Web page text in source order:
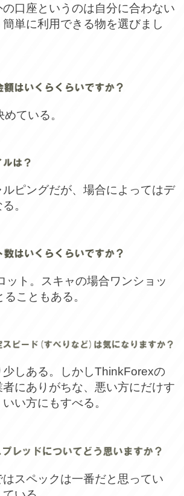
の口座というのは自分に合わない
単に利用できる物を選びまし
ている。
ピングだが、場合によってはデ
。
ット。スキャの場合ワンショッ
こともある。
しある。しかしThinkForexの
にありがちな、悪い方にだけす
い方にもすべる。
スペックは一番だと思ってい